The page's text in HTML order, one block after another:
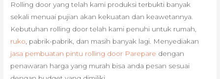
Rolling door yang telah kami produksi terbukti banyak
sekali menuai pujian akan kekuatan dan keawetannya.
Kebutuhan rolling door telah kami penuhi untuk rumah,
ruko , pabrik-pabrik, dan masih banyak lagi. Menyediakan
jasa pembuatan pintu rolling door Parepare dengan
penawaran harga yang murah bisa anda pesan sesuai